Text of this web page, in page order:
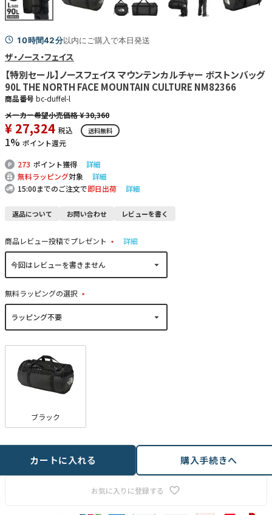
10時間42分以内にご購入で本日発送
ザ・ノース・フェイス
【特別セール】ノースフェイス マウンテンカルチャー ボストンバッグ
90L THE NORTH FACE MOUNTAIN CULTURE NM82366
商品番号 bc-duffel-l
¥30,360
¥ 27,324 税込 送料無料
1% ポイント還元
273 ポイント獲得
詳細
無料ラッピング対象
詳細
15:00までのご注文で即日出荷 詳細
返品について お問い合わせ レビューを書く
商品レビュー投稿でプレゼント
(
詳細
無料ラッピングの選択
(
ブラック
お気に入りに登録する
カートに入れる 購入手続きへ